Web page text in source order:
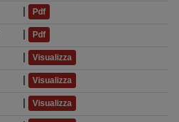
Pdf
Pdf
Visualizza
Visualizza
Visualizza